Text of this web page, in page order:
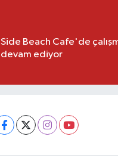
Side Beach Cafe'de
devam ediyor